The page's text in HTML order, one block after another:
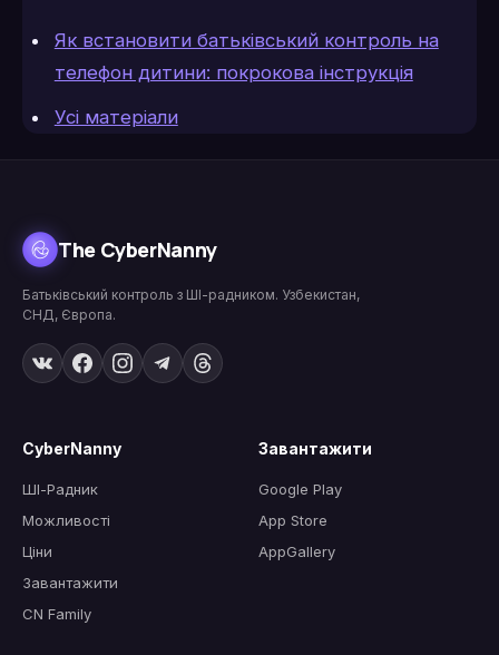
Як встановити батьківський контроль на
телефон дитини: покрокова інструкція
Усі матеріали
The CyberNanny
Батьківський контроль з ШІ-радником. Узбекистан,
СНД, Європа.
CyberNanny
ШІ-Радник
Можливості
Ціни
Завантажити
CN Family
Завантажити
Google Play
App Store
AppGallery